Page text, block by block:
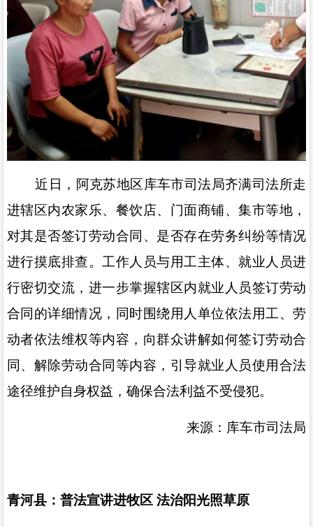
近日，阿克苏地区库车市司法局齐满司法所走
进辖区内农家乐、餐饮店、门面商铺、集市等地，
对其是否签订劳动合同、是否存在劳务纠纷等情况
进行摸底排查。工作人员与用工主体、就业人员进
行密切交流，进一步掌握辖区内就业人员签订劳动
合同的详细情况，同时围绕用人单位依法用工、劳
动者依法维权等内容，向群众讲解如何签订劳动合
同、解除劳动合同等内容，引导就业人员使用合法
途径维护自身权益，确保合法利益不受侵犯。
来源：库车市司法局
青河县：普法宣讲进牧区 法治阳光照草原